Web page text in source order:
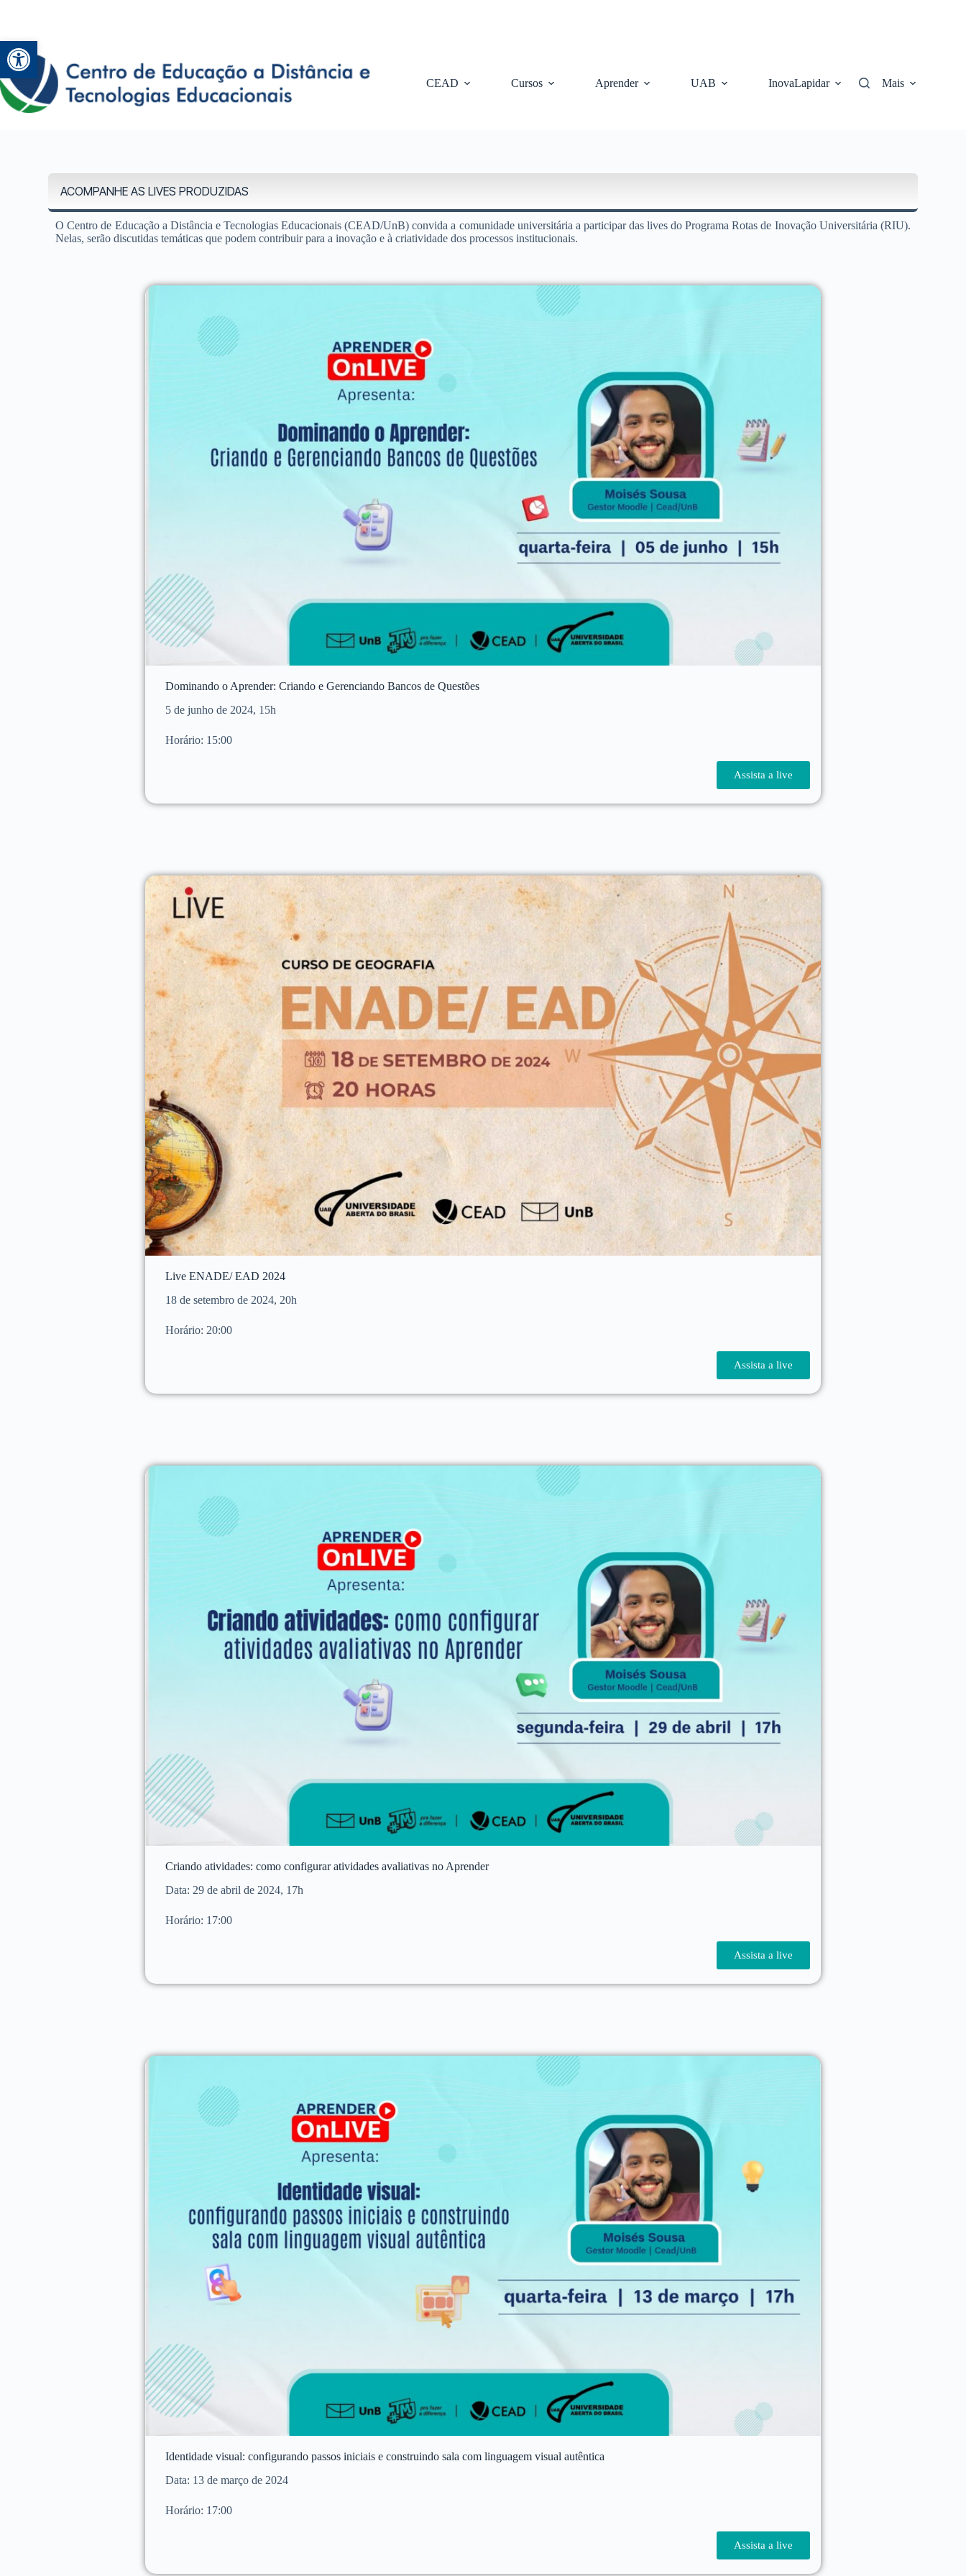
Abrir a barra de ferramentas
CEAD Cursos Aprender UAB InovaLapidar Mais
ACOMPANHE AS LIVES PRODUZIDAS
O Centro de Educação a Distância e Tecnologias Educacionais (CEAD/UnB) convida a comunidade universitária a participar das lives do Programa Rotas de Inovação Universitária (RIU).
Nelas, serão discutidas temáticas que podem contribuir para a inovação e à criatividade dos processos institucionais.
Dominando o Aprender: Criando e Gerenciando Bancos de Questões
5 de junho de 2024, 15h
Horário: 15:00
Assista a live
Live ENADE/ EAD 2024
18 de setembro de 2024, 20h
Horário: 20:00
Assista a live
Criando atividades: como configurar atividades avaliativas no Aprender
Data: 29 de abril de 2024, 17h
Horário: 17:00
Assista a live
Identidade visual: configurando passos iniciais e construindo sala com linguagem visual autêntica
Data: 13 de março de 2024
Horário: 17:00
Assista a live